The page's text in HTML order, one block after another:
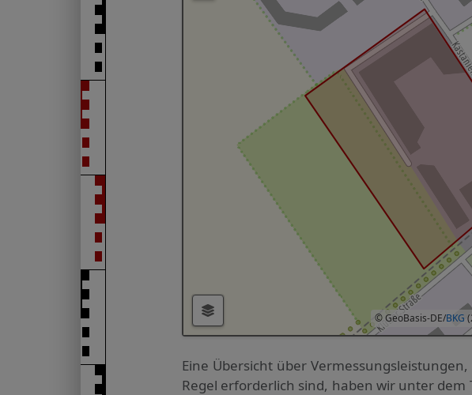
© GeoBasis-DE/BKG
Eine Übersicht über
Regel erforderlich sind, haben wir unter dem